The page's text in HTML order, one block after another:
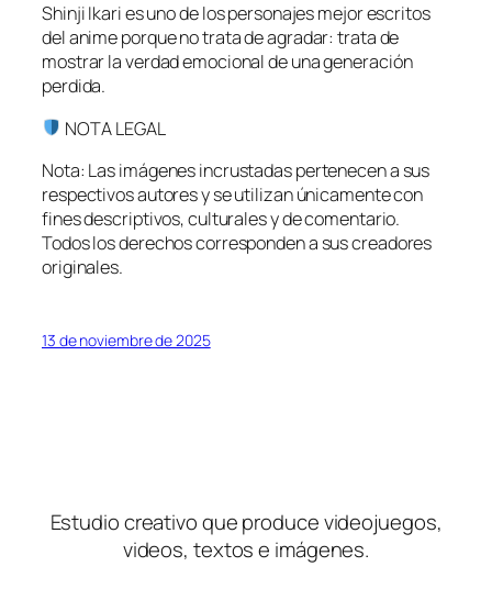
Shinji Ikari es uno de los personajes mejor escritos
del anime porque no trata de agradar: trata de
mostrar la verdad emocional de una generación
perdida.
NOTA LEGAL
Nota: Las imágenes incrustadas pertenecen a sus
respectivos autores y se utilizan únicamente con
fines descriptivos, culturales y de comentario.
Todos los derechos corresponden a sus creadores
originales.
13 de noviembre de 2025
Estudio creativo que produce videojuegos,
videos, textos e imágenes.